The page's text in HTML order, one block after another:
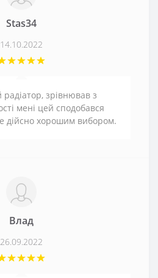
Stas34
14.10.2022
зрівнював з
мені цей сподобався
дійсно хорошим вибором.
Влад
26.09.2022